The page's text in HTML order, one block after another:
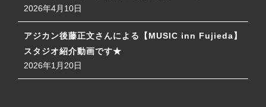
2026年4月10日
アジカン後藤正文さんによる【MUSIC inn Fujieda】
スタジオ紹介動画です★
2026年1月20日